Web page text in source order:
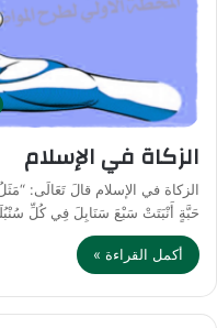
الزكاة في الإسلام
الزكاة في الإسلام قالَ تَعَالَى:
حَبَّةٍ أَنْبَتَتْ سَبْعَ سَنَابِلَ فِي كُلِّ
أكمل القراءة »